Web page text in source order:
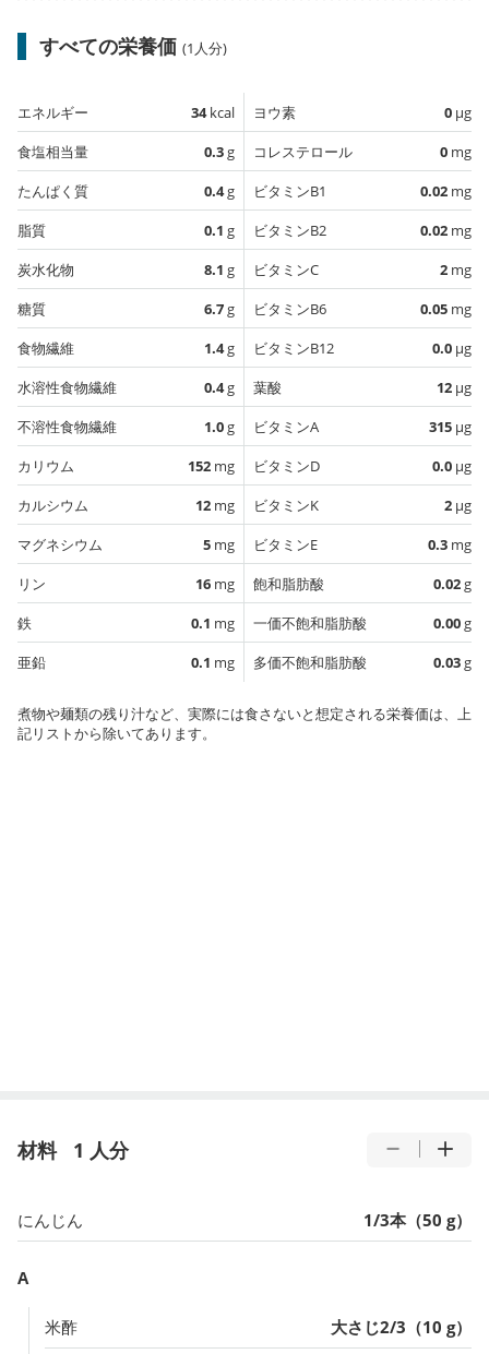
すべての栄養価 (1人分)
エネルギー 34kcal
食塩相当量
0.3g
たんぱく質
0.4g
脂質
0.1 g
炭水化物
8.1 g
糖質
6.7g
食物繊維
1.4g
水溶性食物繊維
0.4g
不溶性食物繊維
1.0g
カリウム
152 mg
カルシウム
12 mg
マグネシウム
5 mg
リン
16 mg
鉄
0.1 mg
亜鉛
0.1 mg
ヨウ素 0 µg
コレステロール
0 mg
ビタミンB1
0.02 mg
ビタミンB2
0.02 mg
ビタミンC
2 mg
ビタミンB6
0.05 mg
ビタミンB12
0.0 µg
葉酸
12 µg
ビタミンA
315 µg
ビタミンD
0.0 µg
ビタミンK
2 µg
ビタミンE
0.3 mg
飽和脂肪酸
0.02g
一価不飽和脂肪酸
0.00g
多価不飽和脂肪酸
0.03g
煮物や麺類の残り汁など、実際には食さないと想定される栄養価は、上
記リストから除いてあります。
材料 1 人分
にんじん 1/3本（50 g）
A
米酢 大さじ2/3（10 g）